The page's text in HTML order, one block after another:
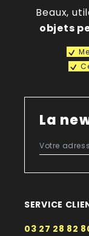
Beaux,
objets
La
SERVICE
03 27 28 82